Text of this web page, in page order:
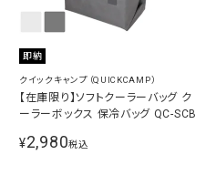
即納
クイックキャンプ（QUICKCAMP）
【在庫限り】ソフトクーラーバッグ ク
ーラーボックス 保冷バッグ QC-SCB
¥2,980税込